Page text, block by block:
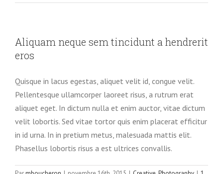
Aliquam neque sem tincidunt a hendrerit
eros
Quisque in lacus egestas, aliquet velit id, congue velit.
Pellentesque ullamcorper laoreet risus, a rutrum erat
aliquet eget. In dictum nulla et enim auctor, vitae dictum
velit lobortis. Sed vitae tortor quis enim placerat efficitur
in id urna. In in pretium metus, malesuada mattis elit.
Phasellus lobortis risus a est ultrices convallis.